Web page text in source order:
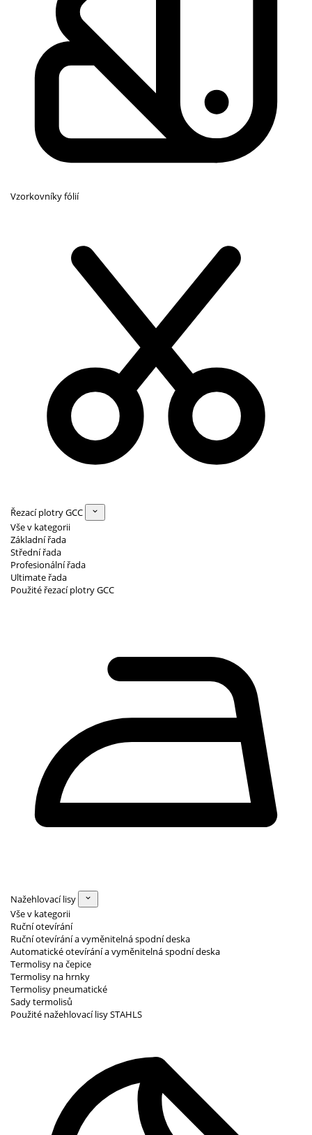
Vzorkovníky fólií
Řezací plotry GCC
Vše v kategorii
Základní řada
Střední řada
Profesionální řada
Ultimate řada
Použité řezací plotry GCC
Nažehlovací lisy
Vše v kategorii
Ruční otevírání
Ruční otevírání a vyměnitelná spodní deska
Automatické otevírání a vyměnitelná spodní deska
Termolisy na čepice
Termolisy na hrnky
Termolisy pneumatické
Sady termolisů
Použité nažehlovací lisy STAHLS